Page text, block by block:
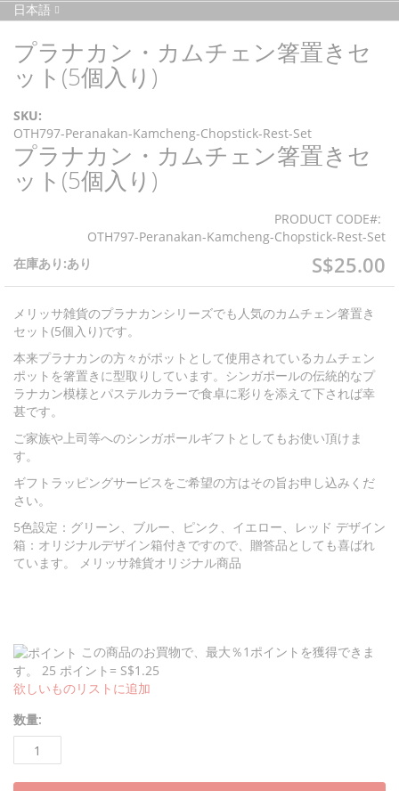
言
語
日本語
プラナカン・カムチェン箸置きセ
ット(5個入り)
PRODUCT CODE
OTH797-Peranakan-Kamcheng-Chopstick-Rest-Set
在庫あり:あり
S$25.00
メリッサ雑貨のプラナカンシリーズでも人気のカムチェン箸置き
セット(5個入り)です。
本来プラナカンの方々がポットとして使用されているカムチェン
ポットを箸置きに型取りしています。シンガポールの伝統的なプ
ラナカン模様とパステルカラーで食卓に彩りを添えて下されば幸
甚です。
ご家族や上司等へのシンガポールギフトとしてもお使い頂けま
す。
ギフトラッピングサービスをご希望の方はその旨お申し込みくだ
さい。
5色設定：グリーン、ブルー、ピンク、イエロー、レッド デザイン
箱：オリジナルデザイン箱付きですので、贈答品としても喜ばれ
ています。 メリッサ雑貨オリジナル商品
この商品のお買物で、最大％1ポイントを獲得できま
す。 25 ポイント= S$1.25
欲しいものリストに追加
数量:
イ
メ
ー
ギ
ャ
ラ
リ
ー
に
す
る
プラナカン・カムチェン箸置きセ
ット(5個入り)
SKU:
OTH797-Peranakan-Kamcheng-Chopstick-Rest-Set
イ
メ
ー
ラ
リ
ー
の
最
に
移
動
す
る